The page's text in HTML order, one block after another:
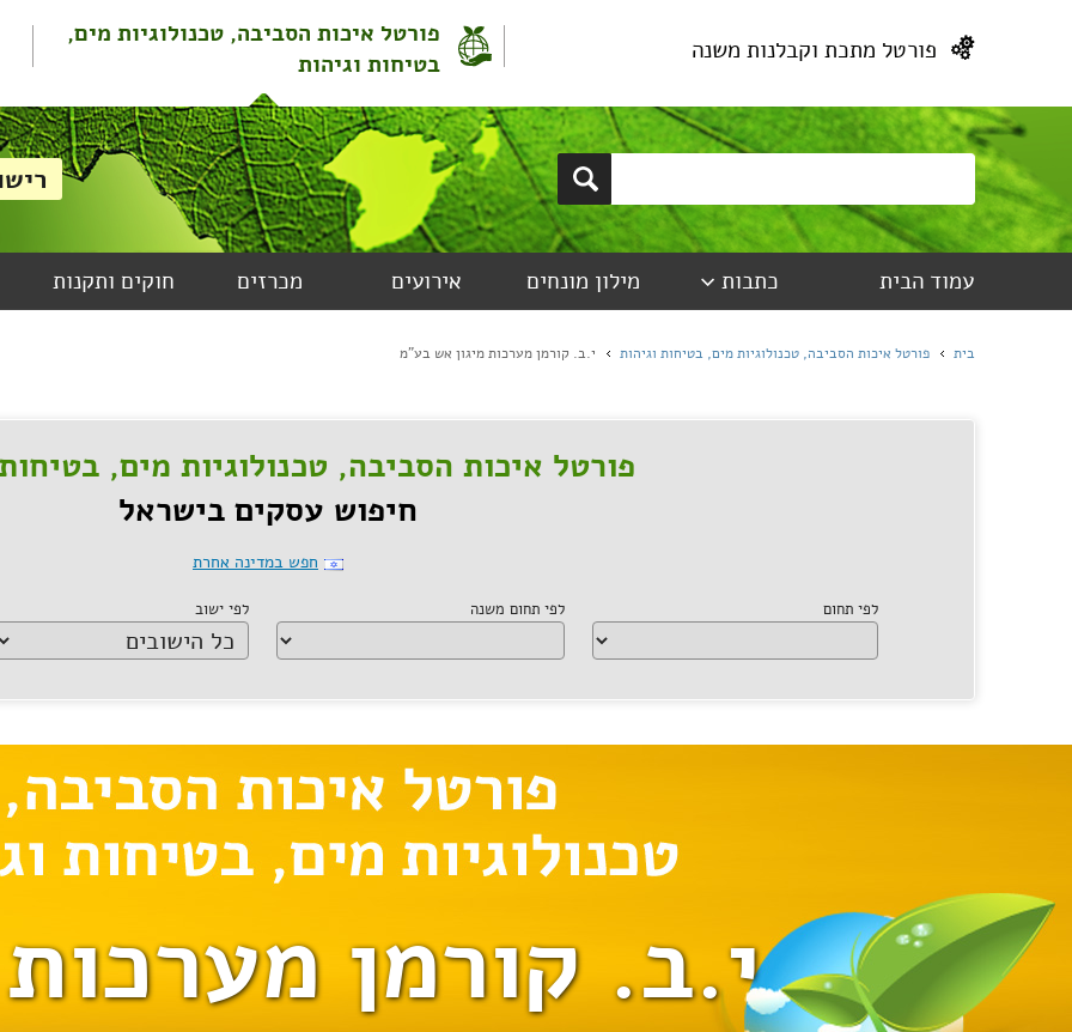
פורטל מתכת וקבלנות משנה
פורטל איכות הסביבה, טכנולוגיות מים,
בטיחות וגיהות
עמוד הבית כתבות מילון מונחים אירועים מכרזים חוקים ותקנות
בית פורטל איכות הסביבה, טכנולוגיות מים, בטיחות וגיהות י.ב. קורמן מערכות מיגון אש בע"מ
פורטל איכות הסביבה, טכנולוגיות מים,
חיפוש עסקים בישראל
חפש במדינה אחרת
לפי תחום לפי תחום משנה לפי ישוב
י.ב. קורמן מערכות